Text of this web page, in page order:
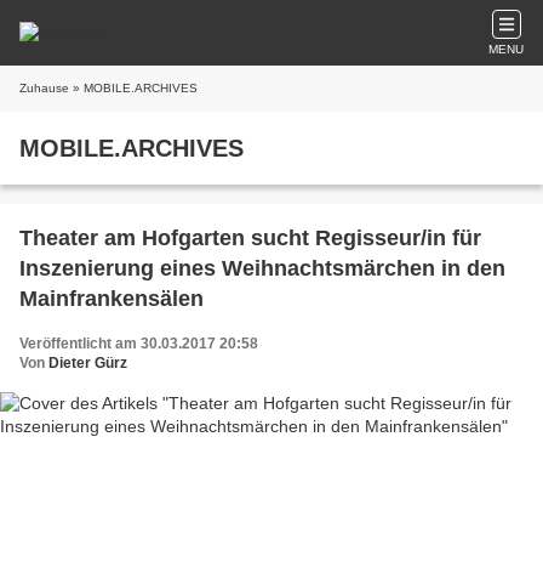
MENU
Zuhause » MOBILE.ARCHIVES
MOBILE.ARCHIVES
Theater am Hofgarten sucht Regisseur/in für
Inszenierung eines Weihnachtsmärchen in den
Mainfrankensälen
Veröffentlicht am 30.03.2017 20:58
Von Dieter Gürz